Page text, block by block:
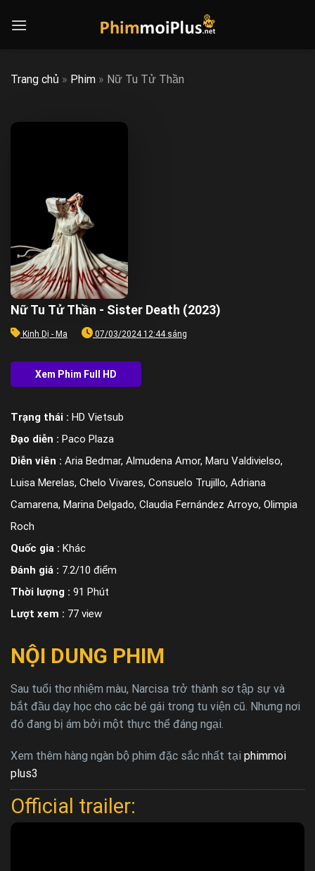
Trang chủ » Phim » Nữ Tu Tử Thần
Nữ Tu Tử Thần - Sister Death (2023)
Kinh Dị - Ma 07/03/2024 12:44 sáng
Trạng thái : HD Vietsub
Đạo diễn : Paco Plaza
Diễn viên : Aria Bedmar, Almudena Amor, Maru Valdivielso,
Luisa Merelas, Chelo Vivares, Consuelo Trujillo, Adriana
Camarena, Marina Delgado, Claudia Fernández Arroyo, Olimpia
Roch
Quốc gia : Khác
Đánh giá : 7.2/10 điểm
Thời lượng : 91 Phút
Lượt xem : 77 view
NỘI DUNG PHIM
Sau tuổi thơ nhiệm màu, Narcisa trở thành sơ tập sự và
bắt đầu dạy học cho các bé gái trong tu viện cũ. Nhưng nơi
đó đang bị ám bởi một thực thể đáng ngại.
Xem thêm hàng ngàn bộ phim đặc sắc nhất tại phimmoi
plus3
Official trailer: